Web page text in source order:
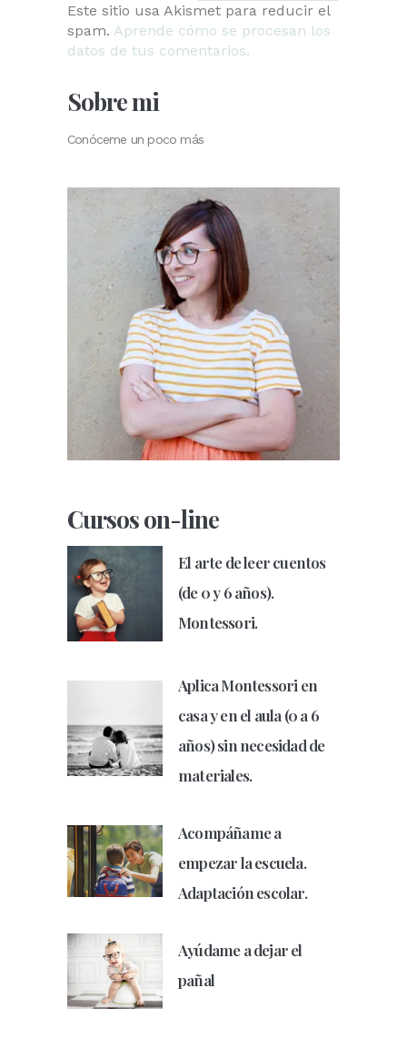
Este sitio usa Akismet para reducir el
spam. Aprende cómo se procesan los
datos de tus comentarios.
Sobre mi
Conóceme un poco más
Cursos on-line
El arte de leer cuentos
(de 0 y 6 años).
Montessori.
Aplica Montessori en
casa y en el aula (0 a 6
años) sin necesidad de
materiales.
Acompáñame a
empezar la escuela.
Adaptación escolar.
Ayúdame a dejar el
pañal